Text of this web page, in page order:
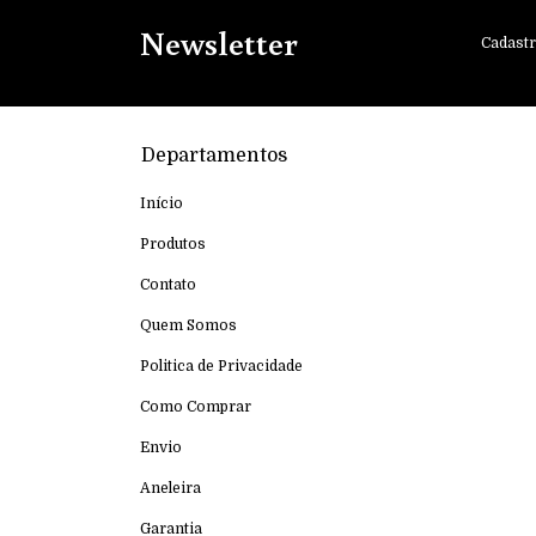
Newsletter
Departamentos
Início
Produtos
Contato
Quem Somos
Politica de Privacidade
Como Comprar
Envio
Aneleira
Garantia